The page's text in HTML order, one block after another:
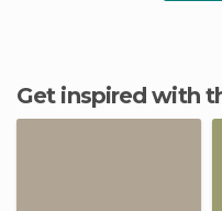
Get inspired with